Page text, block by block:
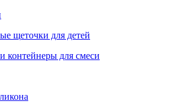
щеточки для детей
контейнеры для смеси